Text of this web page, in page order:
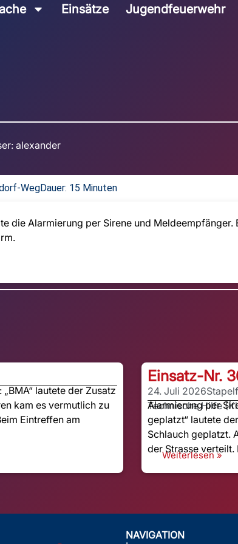
Einsätze Jugendfeuerwehr
alexander
WegDauer: 15 Minuten
die Alarmierung per Sirene und
lautete der Zusatz
kam es vermutlich zu
Eintreffen am
Einsatz-Nr.
24. Juli 2026
Technische Hilfe
Alarmierung per
geplatzt“ lautete
Schlauch geplatzt.
der Strasse verteilt.
Weiterlesen »
NAVIGATION